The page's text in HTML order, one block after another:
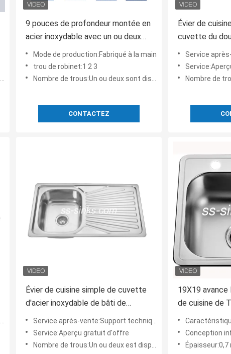
9 pouces de profondeur montée en
acier inoxydable avec un ou deux
trousMode de production:Fabriqué à la main
trou de robinet:1 2 3
Nombre de trous:Un ou deux sont disponibles
CONTACTEZ
Évier de
cuvette du
trou de
Service après-
Nombre de
Évier de cuisine simple de cuvette
d'acier inoxydable de bâti de
dessus d'OEM avec l'égouttoir
36x20
Service après-vente:Support technique en ligne, installation sur place
Service:Aperçu gratuit d'offre
Nombre de trous:Un ou deux est disponible
19X19
de cuisine de
revêtement
studio
Caractéristique:Avec le robinet,
Conception inférieure:Revêtement